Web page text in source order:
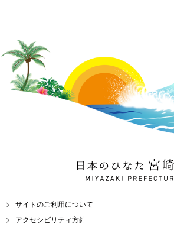
日本のひなた 宮崎県
MIYAZAKI PREFECTURE
サイトのご利用について
アクセシビリティ方針